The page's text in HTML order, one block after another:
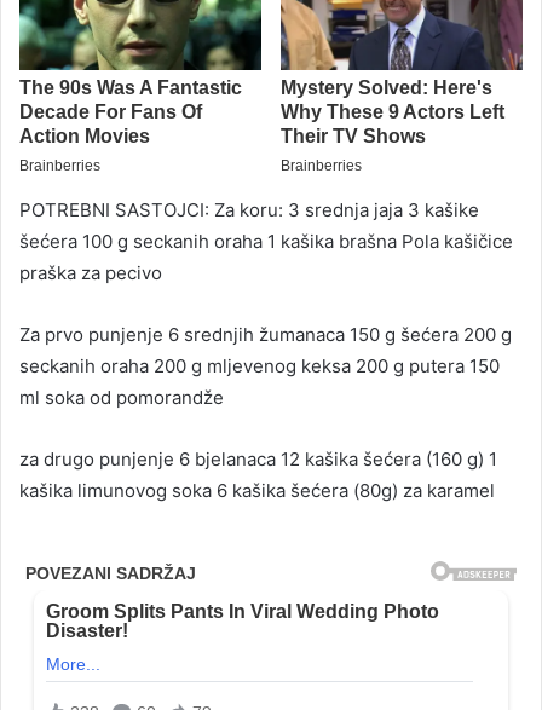
POTREBNI SASTOJCI: Za koru: 3 srednja jaja 3 kašike
šećera 100 g seckanih oraha 1 kašika brašna Pola kašičice
praška za pecivo
Za prvo punjenje 6 srednjih žumanaca 150 g šećera 200 g
seckanih oraha 200 g mljevenog keksa 200 g putera 150
ml soka od pomorandže
za drugo punjenje 6 bjelanaca 12 kašika šećera (160 g) 1
kašika limunovog soka 6 kašika šećera (80g) za karamel